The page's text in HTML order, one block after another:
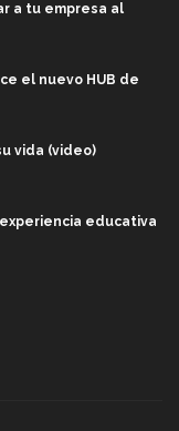
a tu empresa al
el nuevo HUB de
vida (video)
educativa